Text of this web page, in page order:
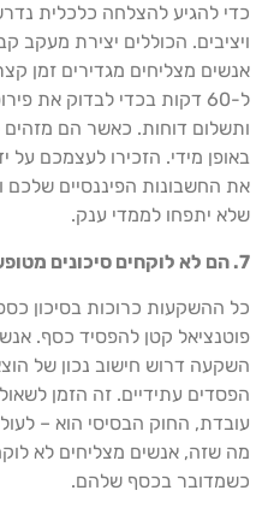
כדי להגיע להצלחה כלכלית
ויציבים. הכוללים יצירת מעקב
ל-60 דקות בכדי לבדוק את
ותשלום דוחות. כאשר הם מזהים
באופן מידי. הזכירו לעצמכם על
את החשבונות הפיננסיים שלכם
שלא יתפחו לממדי ענק.
7. הם לא לוקחים סיכונים מטופשים כשמדובר בכסף
כל ההשקעות כרוכות בסיכון
פוטנציאל קטן להפסיד כסף.
השקעה דרוש חישוב נכון של
הפסדים עתידיים. זה הזמן
עובדת, החוק הבסיסי הוא –
מה שזה, אנשים מצליחים לא
כשמדובר בכסף שלהם.